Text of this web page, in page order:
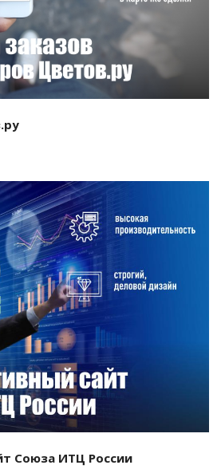
проект
Союза ИТЦ России